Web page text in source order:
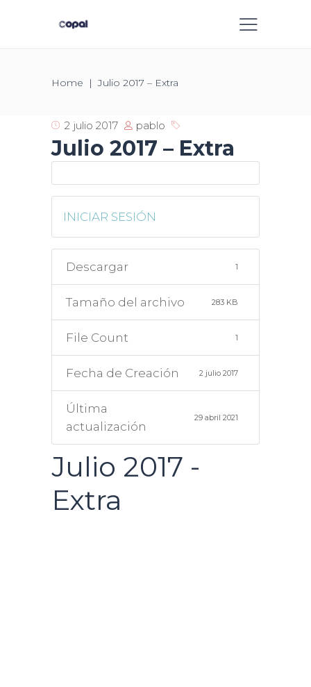
Home |Julio 2017 – Extra
2 julio 2017 pablo
Julio 2017 – Extra
INICIAR SESIÓN
Descargar 1
Tamaño del archivo 283 KB
File Count 1
Fecha de Creación 2 julio 2017
Última
actualización
29 abril 2021
Julio 2017 -
Extra